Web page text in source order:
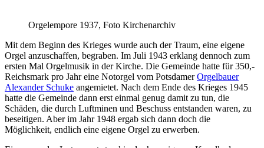
Orgelempore 1937, Foto Kirchenarchiv
Mit dem Beginn des Krieges wurde auch der Traum, eine eigene
Orgel anzuschaffen, begraben. Im Juli 1943 erklang dennoch zum
ersten Mal Orgelmusik in der Kirche. Die Gemeinde hatte für 350,-
Reichsmark pro Jahr eine Notorgel vom PotsdamerOrgelbauer
Alexander Schuke angemietet. Nach dem Ende des Krieges 1945
hatte die Gemeinde dann erst einmal genug damit zu tun, die
Schäden, die durch Luftminen und Beschuss entstanden waren, zu
beseitigen. Aber im Jahr 1948 ergab sich dann doch die
Möglichkeit, endlich eine eigene Orgel zu erwerben.